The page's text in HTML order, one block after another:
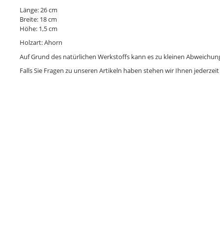
Länge: 26 cm
Breite: 18 cm
Höhe: 1,5 cm
Holzart: Ahorn
Auf Grund des natürlichen Werkstoffs kann es zu kleinen
Falls Sie Fragen zu unseren Artikeln haben stehen wir Ihnen